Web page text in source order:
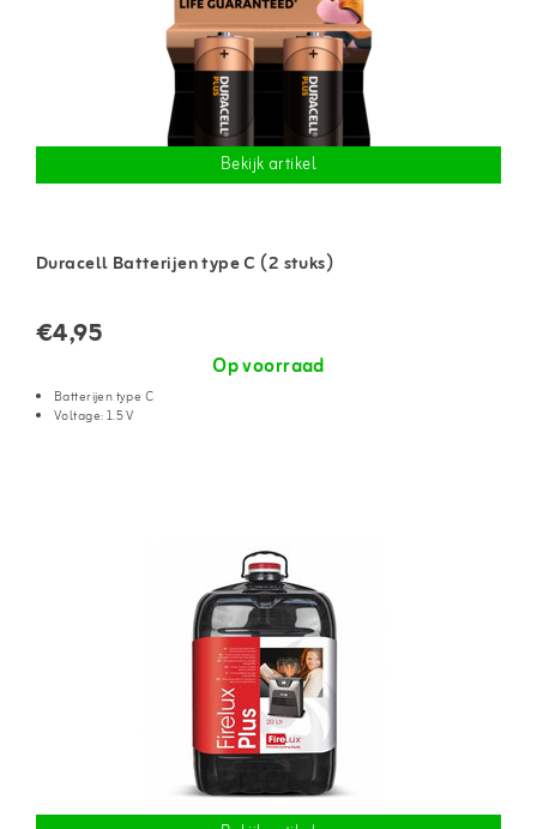
Bekijk artikel
Duracell Batterijen type C (2 stuks)
€4,95
Op voorraad
Batterijen type C
Voltage: 1.5 V